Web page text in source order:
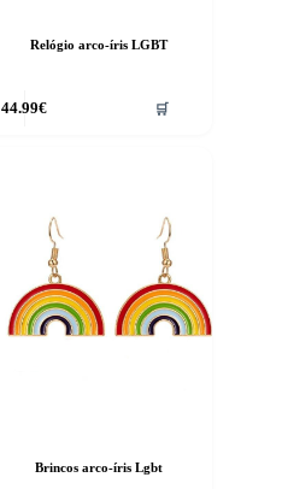
Relógio arco-íris LGBT
44.99€ 🛒
Brincos arco-íris Lgbt